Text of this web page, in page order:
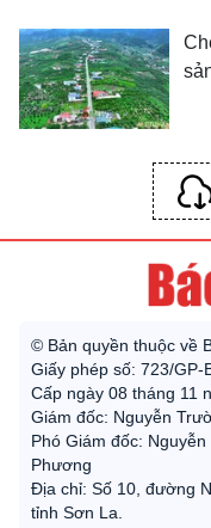
© Bản quyền thuộc về
Giấy phép số: 723/GP-
Cấp ngày 08 tháng 11
Giám đốc: Nguyễn
Phó Giám đốc:
Phương
Địa chỉ: Số 10, đường
tỉnh Sơn La.